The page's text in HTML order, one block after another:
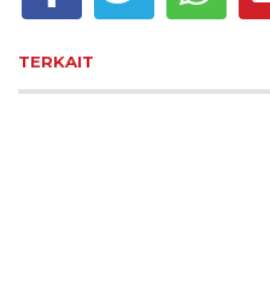
TERKAIT